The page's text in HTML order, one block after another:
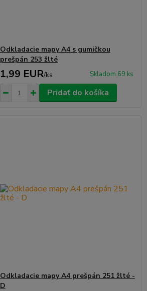
Odkladacie mapy A4 s gumičkou
prešpán 253 žlté
1,99 EUR/ks Skladom 69 ks
Pridať do košíka
Odkladacie mapy A4 prešpán 251 žlté -
D